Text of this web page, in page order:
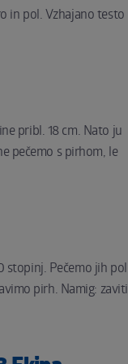
in pol. Vzhajano testo
pribl. 18 cm. Nato ju
pečemo s pirhom, le
stopinj. Pečemo jih pol
pirh. Namig: zaviti